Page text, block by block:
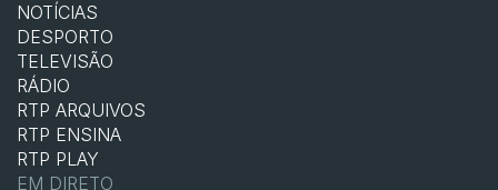
NOTÍCIAS
DESPORTO
TELEVISÃO
RÁDIO
RTP ARQUIVOS
RTP ENSINA
RTP PLAY
EM DIRETO